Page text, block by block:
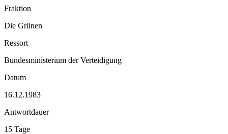
Fraktion
Die Grünen
Ressort
Bundesministerium der Verteidigung
Datum
16.12.1983
Antwortdauer
15 Tage